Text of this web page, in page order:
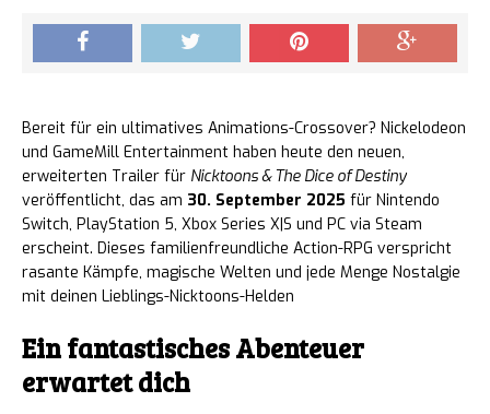
Bereit für ein ultimatives Animations-Crossover? Nickelodeon
und GameMill Entertainment haben heute den neuen,
erweiterten Trailer für Nicktoons & The Dice of Destiny
veröffentlicht, das am 30. September 2025 für Nintendo
Switch, PlayStation 5, Xbox Series X|S und PC via Steam
erscheint. Dieses familienfreundliche Action-RPG verspricht
rasante Kämpfe, magische Welten und jede Menge Nostalgie
mit deinen Lieblings-Nicktoons-Helden
Ein fantastisches Abenteuer
erwartet dich